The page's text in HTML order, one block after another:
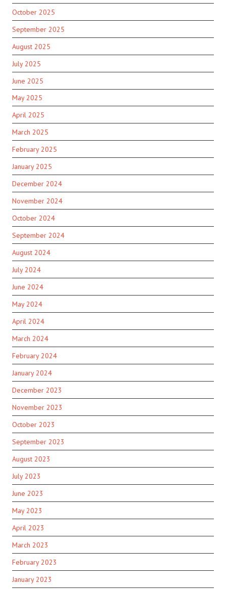
October 2025
September 2025
August 2025
July 2025
June 2025
May 2025
April 2025
March 2025
February 2025
January 2025
December 2024
November 2024
October 2024
September 2024
August 2024
July 2024
June 2024
May 2024
April 2024
March 2024
February 2024
January 2024
December 2023
November 2023
October 2023
September 2023
August 2023
July 2023
June 2023
May 2023
April 2023
March 2023
February 2023
January 2023